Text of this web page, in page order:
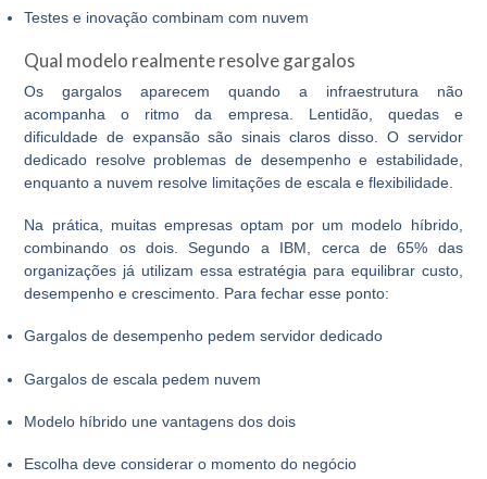
Testes e inovação combinam com nuvem
Qual modelo realmente resolve gargalos
Os gargalos aparecem quando a infraestrutura não
acompanha o ritmo da empresa. Lentidão, quedas e
dificuldade de expansão são sinais claros disso. O servidor
dedicado resolve problemas de desempenho e estabilidade,
enquanto a nuvem resolve limitações de escala e flexibilidade.
Na prática, muitas empresas optam por um modelo híbrido,
combinando os dois. Segundo a IBM, cerca de 65% das
organizações já utilizam essa estratégia para equilibrar custo,
desempenho e crescimento. Para fechar esse ponto:
Gargalos de desempenho pedem servidor dedicado
Gargalos de escala pedem nuvem
Modelo híbrido une vantagens dos dois
Escolha deve considerar o momento do negócio